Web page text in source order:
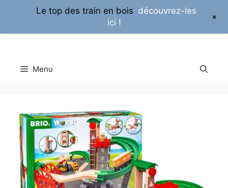
contenu Menu
Le top des train en bois découvrez-les
ici !
+